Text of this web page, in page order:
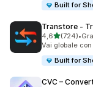
Built for
Transtore ‑
4,6stelle su 5
(724)
724 recensioni
•
Vai globale
Built for
CVC –